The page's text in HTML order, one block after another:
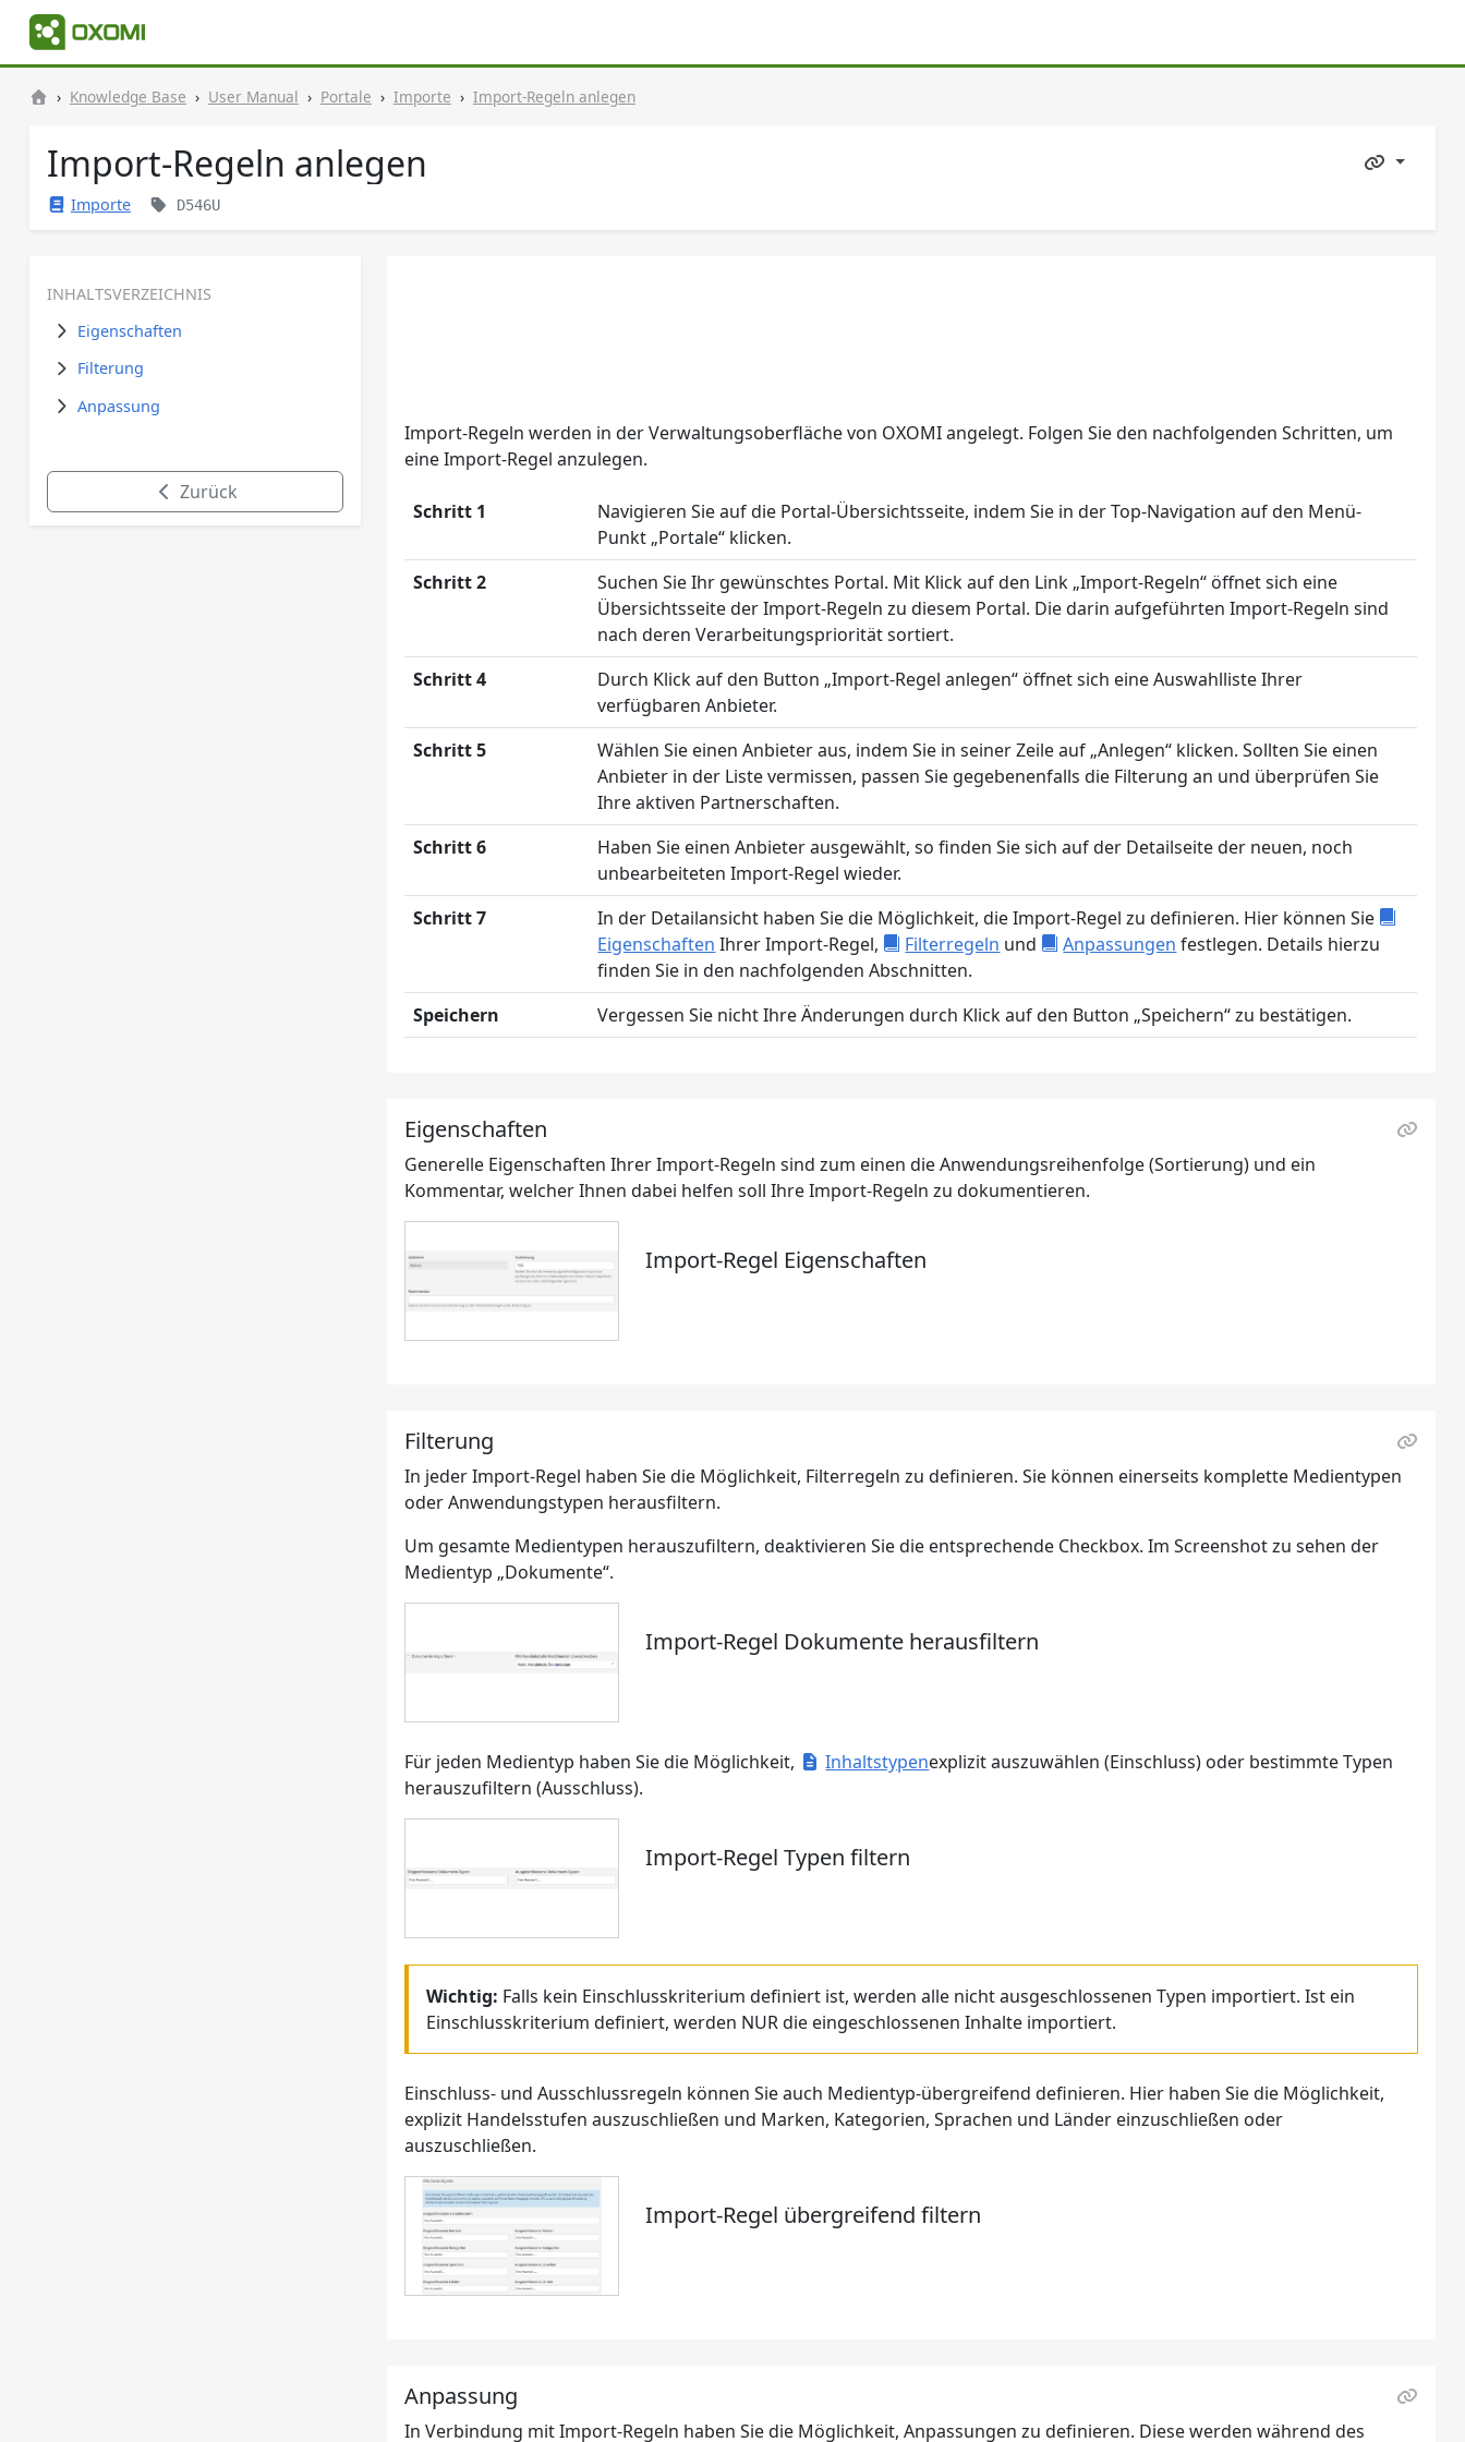
Knowledge Base User Manual Portale Importe Import-Regeln anlegen
Import-Regeln anlegen
Importe D546U
INHALTSVERZEICHNIS
Eigenschaften
Filterung
Anpassung
Zurück
Import-Regeln werden in der Verwaltungsoberfläche von OXOMI angelegt. Folgen Sie den nachfolgenden Schritten, um
eine Import-Regel anzulegen.
Schritt 1
Navigieren Sie auf die Portal-Übersichtsseite, indem Sie in der Top-Navigation auf den Menü-
Punkt „Portale“ klicken.
Schritt 2
Suchen Sie Ihr gewünschtes Portal. Mit Klick auf den Link „Import-Regeln“ öffnet sich eine
Übersichtsseite der Import-Regeln zu diesem Portal. Die darin aufgeführten Import-Regeln sind
nach deren Verarbeitungspriorität sortiert.
Schritt 4
Durch Klick auf den Button „Import-Regel anlegen“ öffnet sich eine Auswahlliste Ihrer
verfügbaren Anbieter.
Schritt 5
Wählen Sie einen Anbieter aus, indem Sie in seiner Zeile auf „Anlegen“ klicken. Sollten Sie einen
Anbieter in der Liste vermissen, passen Sie gegebenenfalls die Filterung an und überprüfen Sie
Ihre aktiven Partnerschaften.
Schritt 6
Haben Sie einen Anbieter ausgewählt, so finden Sie sich auf der Detailseite der neuen, noch
unbearbeiteten Import-Regel wieder.
Schritt 7
In der Detailansicht haben Sie die Möglichkeit, die Import-Regel zu definieren. Hier können Sie
Eigenschaften Ihrer Import-Regel, Filterregeln und Anpassungen festlegen. Details hierzu
finden Sie in den nachfolgenden Abschnitten.
Speichern
Vergessen Sie nicht Ihre Änderungen durch Klick auf den Button „Speichern“ zu bestätigen.
Eigenschaften
Generelle Eigenschaften Ihrer Import-Regeln sind zum einen die Anwendungsreihenfolge (Sortierung) und ein
Kommentar, welcher Ihnen dabei helfen soll Ihre Import-Regeln zu dokumentieren.
Import-Regel Eigenschaften
Filterung
In jeder Import-Regel haben Sie die Möglichkeit, Filterregeln zu definieren. Sie können einerseits komplette Medientypen
oder Anwendungstypen herausfiltern.
Um gesamte Medientypen herauszufiltern, deaktivieren Sie die entsprechende Checkbox. Im Screenshot zu sehen der
Medientyp „Dokumente“.
Import-Regel Dokumente herausfiltern
Für jeden Medientyp haben Sie die Möglichkeit, Inhaltstypenexplizit auszuwählen (Einschluss) oder bestimmte Typen
herauszufiltern (Ausschluss).
Import-Regel Typen filtern
Wichtig: Falls kein Einschlusskriterium definiert ist, werden alle nicht ausgeschlossenen Typen importiert. Ist ein
Einschlusskriterium definiert, werden NUR die eingeschlossenen Inhalte importiert.
Einschluss- und Ausschlussregeln können Sie auch Medientyp-übergreifend definieren. Hier haben Sie die Möglichkeit,
explizit Handelsstufen auszuschließen und Marken, Kategorien, Sprachen und Länder einzuschließen oder
auszuschließen.
Import-Regel übergreifend filtern
Anpassung
In Verbindung mit Import-Regeln haben Sie die Möglichkeit, Anpassungen zu definieren. Diese werden während des